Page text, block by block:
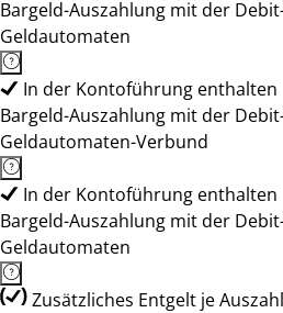
Bargeld-Auszahlung mit der
Geldautomaten
In der Kontoführung enthalten
Bargeld-Auszahlung mit der
Geldautomaten-Verbund
In der Kontoführung enthalten
Bargeld-Auszahlung mit der
Geldautomaten
Zusätzliches Entgelt je